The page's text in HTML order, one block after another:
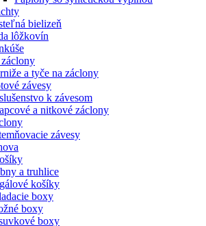
bielizeň
lôžkovín
a tyče na záclony
závesy
k závesom
a nitkové záclony
závesy
a truhlice
košíky
boxy
boxy
boxy